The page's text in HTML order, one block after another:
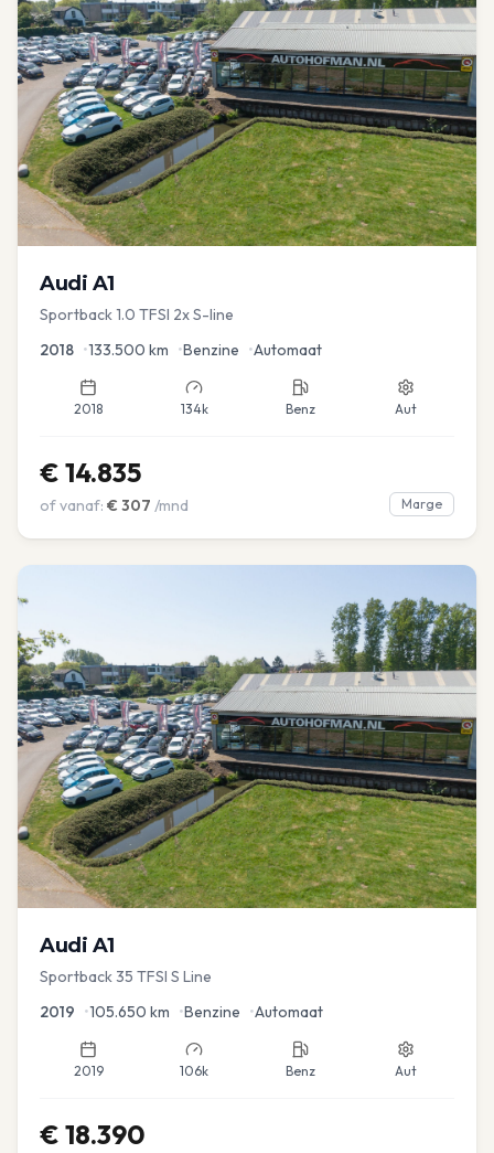
Audi A1
Sportback 1.0 TFSI 2x S-line
2018 •133.500 km •Benzine •Automaat
2018 134k Benz Aut
€ 14.835
of vanaf: € 307 /mnd Marge
Audi A1
Sportback 35 TFSI S Line
2019 •105.650 km •Benzine •Automaat
2019 106k Benz Aut
€ 18.390